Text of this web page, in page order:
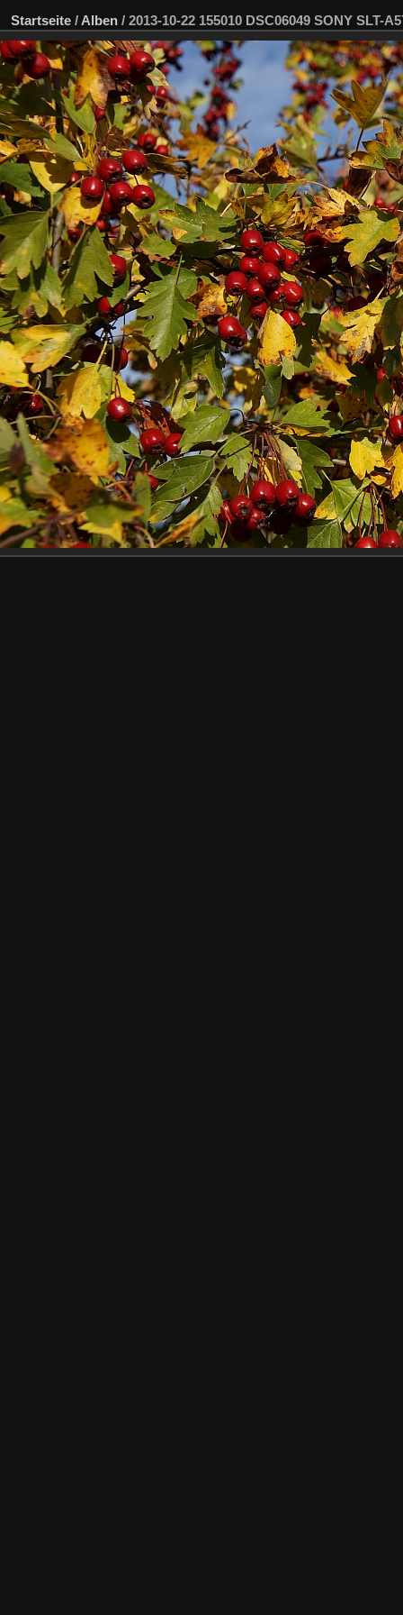
Startseite / Alben / 2013-10-22 155010 DSC06049 SONY SLT-